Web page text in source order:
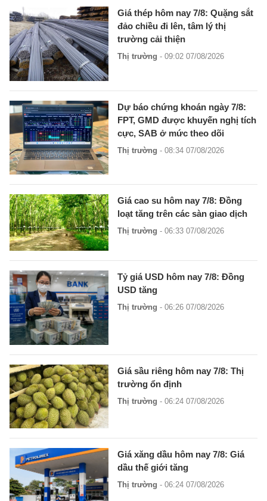
Giá thép hôm nay 7/8: Quặng sắt
đảo chiều đi lên, tâm lý thị
trường cải thiện
Thị trường - 09:02 07/08/2026
Dự báo chứng khoán ngày 7/8:
FPT, GMD được khuyến nghị tích
cực, SAB ở mức theo dõi
Thị trường - 08:34 07/08/2026
Giá cao su hôm nay 7/8: Đồng
loạt tăng trên các sàn giao dịch
Thị trường - 06:33 07/08/2026
Tỷ giá USD hôm nay 7/8: Đồng
USD tăng
Thị trường - 06:26 07/08/2026
Giá sầu riêng hôm nay 7/8: Thị
trường ổn định
Thị trường - 06:24 07/08/2026
Giá xăng dầu hôm nay 7/8: Giá
dầu thế giới tăng
Thị trường - 06:24 07/08/2026